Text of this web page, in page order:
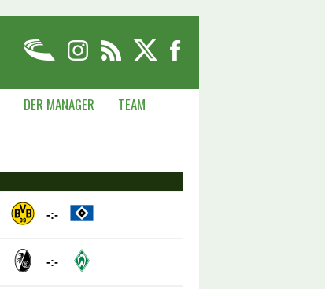
DER MANAGER TEAM
-:-
-:-